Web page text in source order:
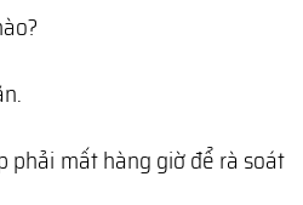
phải mất hàng giờ để rà soát